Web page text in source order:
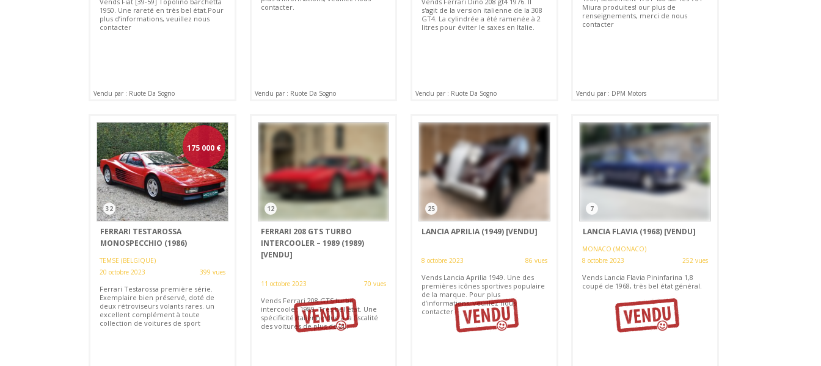
1950. Une rareté en très bel état.Pour
plus d’informations, veuillez nous
contacter
Vendu par : Ruote Da Sogno
contacter.
Vendu par : Ruote Da Sogno
s'agit de la version italienne de la 308
GT4. La cylindrée a été ramenée à 2
litres pour éviter le saxes en Italie.
Vendu par : Ruote Da Sogno
Miura produites! our plus de
renseignements, merci de nous
contacter
Vendu par : DPM Motors
175 000 €
32
FERRARI TESTAROSSA
MONOSPECCHIO (1986)
TEMSE (BELGIQUE)
20 octobre 2023
399 vues
Ferrari Testarossa première série.
Exemplaire bien préservé, doté de
deux rétroviseurs volants rares. un
excellent complément à toute
collection de voitures de sport
12
FERRARI 208 GTS TURBO
INTERCOOLER – 1989 (1989)
[VENDU]
11 octobre 2023 70 vues
Vends Ferrari 208 GTS turbo
intercooler 1989. Très bel état. Une
spécificité italienne due à la fiscalité
des voitures de plus de 2L.
25
LANCIA APRILIA (1949) [VENDU]
8 octobre 2023 86 vues
Vends Lancia Aprilia 1949. Une des
premières icônes sportives populaire
de la marque. Pour plus
d’informations, veuillez nous
contacter
7
LANCIA FLAVIA (1968) [VENDU]
MONACO (MONACO)
8 octobre 2023
252 vues
Vends Lancia Flavia Pininfarina 1,8
coupé de 1968, très bel état général.